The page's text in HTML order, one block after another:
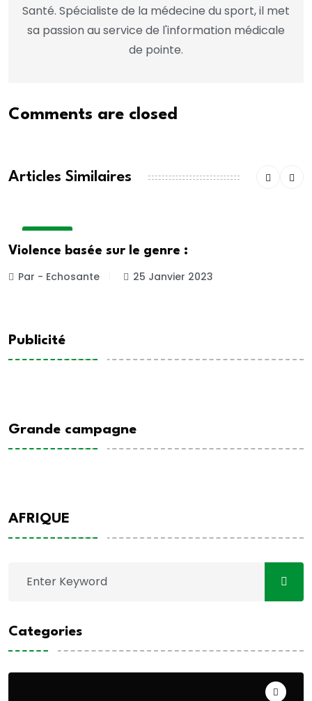
Santé. Spécialiste de la médecine du sport, il met
sa passion au service de l'information médicale
de pointe.
Comments are closed
Articles Similaires
Violence basée sur le genre :
Par - Echosante 25 Janvier 2023
Publicité
Grande campagne
AFRIQUE
Categories